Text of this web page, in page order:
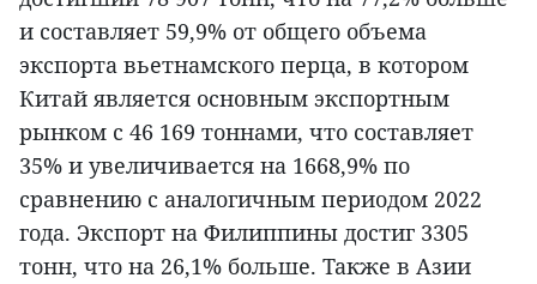
и составляет 59,9% от общего объема
экспорта вьетнамского перца, в котором
Китай является основным экспортным
рынком с 46 169 тоннами, что составляет
35% и увеличивается на 1668,9% по
сравнению с аналогичным периодом 2022
года. Экспорт на Филиппины достиг 3305
тонн, что на 26,1% больше. Также в Азии